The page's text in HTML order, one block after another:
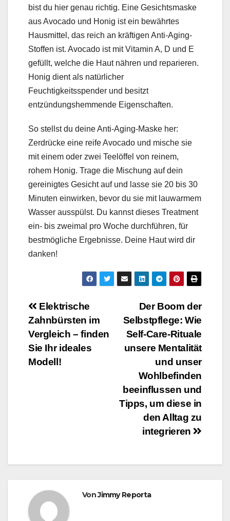
bist du hier genau richtig. Eine Gesichtsmaske
aus Avocado und Honig ist ein bewährtes
Hausmittel, das reich an kräftigen Anti-Aging-
Stoffen ist. Avocado ist mit Vitamin A, D und E
gefüllt, welche die Haut nähren und reparieren.
Honig dient als natürlicher
Feuchtigkeitsspender und besitzt
entzündungshemmende Eigenschaften.
So stellst du deine Anti-Aging-Maske her:
Zerdrücke eine reife Avocado und mische sie
mit einem oder zwei Teelöffel von reinem,
rohem Honig. Trage die Mischung auf dein
gereinigtes Gesicht auf und lasse sie 20 bis 30
Minuten einwirken, bevor du sie mit lauwarmem
Wasser ausspülst. Du kannst dieses Treatment
ein- bis zweimal pro Woche durchführen, für
bestmögliche Ergebnisse. Deine Haut wird dir
danken!
Beitragsnavigation
Der Boom der
Selbstpflege: Wie
Self-Care-Rituale
unsere Mentalität
und unser
Wohlbefinden
beeinflussen und
Tipps, um diese in
den Alltag zu
integrieren
Elektrische
Zahnbürsten im
Vergleich – finden
Sie Ihr ideales
Modell!
VonJimmy Reporta